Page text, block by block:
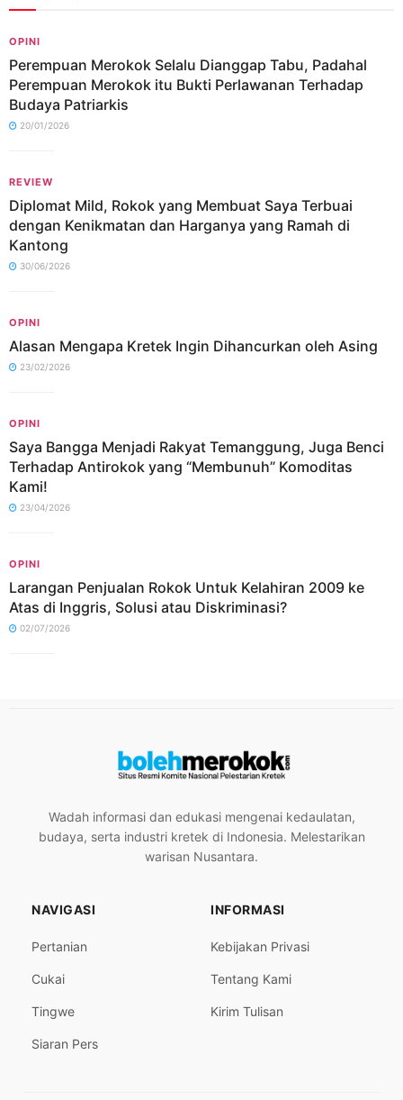
OPINI
Perempuan Merokok Selalu Dianggap Tabu, Padahal
Perempuan Merokok itu Bukti Perlawanan Terhadap
Budaya Patriarkis
20/01/2026
REVIEW
Diplomat Mild, Rokok yang Membuat Saya Terbuai
dengan Kenikmatan dan Harganya yang Ramah di
Kantong
30/06/2026
OPINI
Alasan Mengapa Kretek Ingin Dihancurkan oleh Asing
23/02/2026
OPINI
Saya Bangga Menjadi Rakyat Temanggung, Juga Benci
Terhadap Antirokok yang “Membunuh” Komoditas
Kami!
23/04/2026
OPINI
Larangan Penjualan Rokok Untuk Kelahiran 2009 ke
Atas di Inggris, Solusi atau Diskriminasi?
02/07/2026
Wadah informasi dan edukasi mengenai kedaulatan,
budaya, serta industri kretek di Indonesia. Melestarikan
warisan Nusantara.
NAVIGASI
Pertanian
Cukai
Tingwe
Siaran Pers
INFORMASI
Kebijakan Privasi
Tentang Kami
Kirim Tulisan